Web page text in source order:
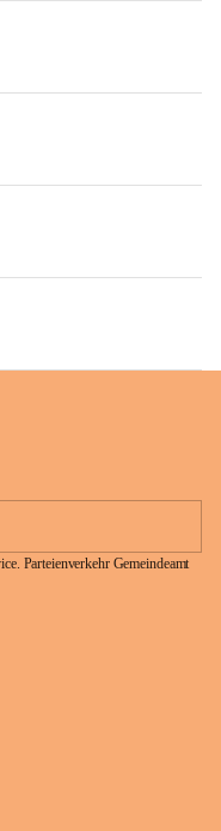
Parteienverkehr Gemeindeamt